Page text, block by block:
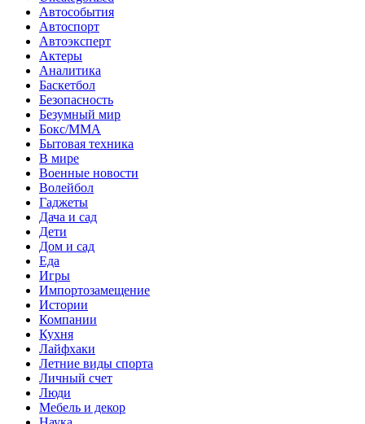
Автособытия
Автоспорт
Автоэксперт
Актеры
Аналитика
Баскетбол
Безопасность
Безумный мир
Бокс/MMA
Бытовая техника
В мире
Военные новости
Волейбол
Гаджеты
Дача и сад
Дети
Дом и сад
Еда
Игры
Импортозамещение
Истории
Компании
Кухня
Лайфхаки
Летние виды спорта
Личный счет
Люди
Мебель и декор